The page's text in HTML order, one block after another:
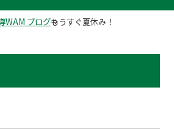
WAM ブログもうすぐ夏休み！